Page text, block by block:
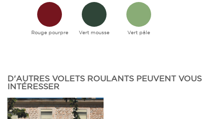
Rouge pourpre Vert mousse Vert pâle
D'AUTRES VOLETS ROULANTS PEUVENT VOUS
INTÉRESSER